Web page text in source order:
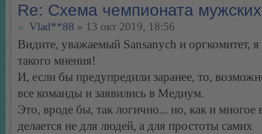
Re: Схема чемпионата
Vlad**88 » 13 окт 2019, 18:56
Видите, уважаемый Sansanych и оргкомитет,
такого мнения!
И, если бы предупредили заранее, то,
все команды и заявились в Медиум.
Это, вроде бы, так логично... но, как и многое
делается не для людей, а для простоты самих